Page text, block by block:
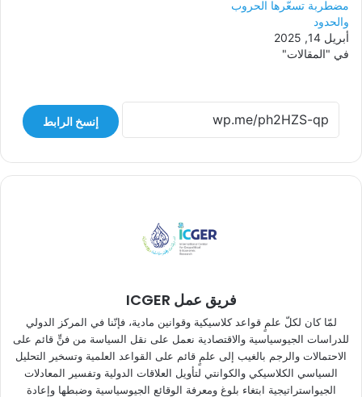
مضطربة تسعّرها الحروب
والحدود
أبريل 14, 2025
في "المقالات"
إنسخ الرابط
فريق عمل ICGER
لمّا كان لكلّ علمٍ قواعد كلاسيكية وقوانين مادية، فإنّنا في المركز الدولي
للدراسات الجيوسياسية والاقتصادية نعمل على نقل السياسة من فنٍّ قائم على
الاحتمالات والرجم بالغيب إلى علمٍ قائم على القواعد العلمية وتسخير التحليل
السياسي الكلاسيكي والكوانتي لتأويل العلاقات الدولية وتفسير المعادلات
الجيواستراتيجية ابتغاء بلوغ ومعرفة الوقائع الجيوسياسية وضبطها وإعادة